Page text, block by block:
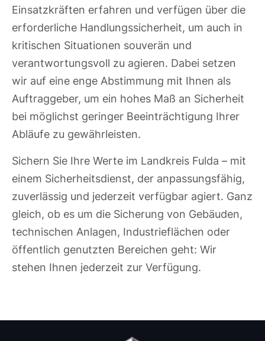
Einsatzkräften erfahren und verfügen über die
erforderliche Handlungssicherheit, um auch in
kritischen Situationen souverän und
verantwortungsvoll zu agieren. Dabei setzen
wir auf eine enge Abstimmung mit Ihnen als
Auftraggeber, um ein hohes Maß an Sicherheit
bei möglichst geringer Beeinträchtigung Ihrer
Abläufe zu gewährleisten.
Sichern Sie Ihre Werte im Landkreis Fulda – mit
einem Sicherheitsdienst, der anpassungsfähig,
zuverlässig und jederzeit verfügbar agiert. Ganz
gleich, ob es um die Sicherung von Gebäuden,
technischen Anlagen, Industrieflächen oder
öffentlich genutzten Bereichen geht: Wir
stehen Ihnen jederzeit zur Verfügung.